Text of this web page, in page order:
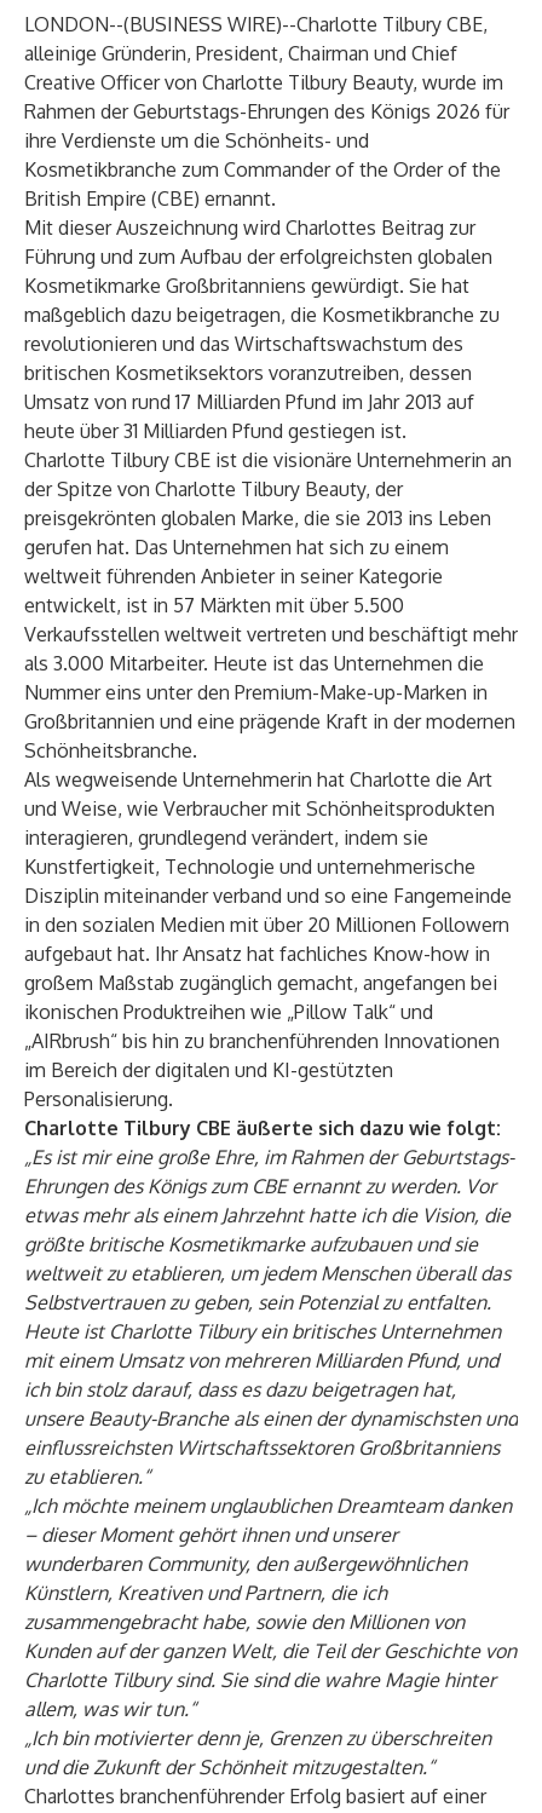
LONDON--(BUSINESS WIRE)--Charlotte Tilbury CBE,
alleinige Gründerin, President, Chairman und Chief
Creative Officer von Charlotte Tilbury Beauty, wurde im
Rahmen der Geburtstags-Ehrungen des Königs 2026 für
ihre Verdienste um die Schönheits- und
Kosmetikbranche zum Commander of the Order of the
British Empire (CBE) ernannt.
Mit dieser Auszeichnung wird Charlottes Beitrag zur
Führung und zum Aufbau der erfolgreichsten globalen
Kosmetikmarke Großbritanniens gewürdigt. Sie hat
maßgeblich dazu beigetragen, die Kosmetikbranche zu
revolutionieren und das Wirtschaftswachstum des
britischen Kosmetiksektors voranzutreiben, dessen
Umsatz von rund 17 Milliarden Pfund im Jahr 2013 auf
heute über 31 Milliarden Pfund gestiegen ist.
Charlotte Tilbury CBE ist die visionäre Unternehmerin an
der Spitze von Charlotte Tilbury Beauty, der
preisgekrönten globalen Marke, die sie 2013 ins Leben
gerufen hat. Das Unternehmen hat sich zu einem
weltweit führenden Anbieter in seiner Kategorie
entwickelt, ist in 57 Märkten mit über 5.500
Verkaufsstellen weltweit vertreten und beschäftigt mehr
als 3.000 Mitarbeiter. Heute ist das Unternehmen die
Nummer eins unter den Premium-Make-up-Marken in
Großbritannien und eine prägende Kraft in der modernen
Schönheitsbranche.
Als wegweisende Unternehmerin hat Charlotte die Art
und Weise, wie Verbraucher mit Schönheitsprodukten
interagieren, grundlegend verändert, indem sie
Kunstfertigkeit, Technologie und unternehmerische
Disziplin miteinander verband und so eine Fangemeinde
in den sozialen Medien mit über 20 Millionen Followern
aufgebaut hat. Ihr Ansatz hat fachliches Know-how in
großem Maßstab zugänglich gemacht, angefangen bei
ikonischen Produktreihen wie „Pillow Talk“ und
„AIRbrush“ bis hin zu branchenführenden Innovationen
im Bereich der digitalen und KI-gestützten
Personalisierung.
Charlotte Tilbury CBE äußerte sich dazu wie folgt:
„Es ist mir eine große Ehre, im Rahmen der Geburtstags-
Ehrungen des Königs zum CBE ernannt zu werden. Vor
etwas mehr als einem Jahrzehnt hatte ich die Vision, die
größte britische Kosmetikmarke aufzubauen und sie
weltweit zu etablieren, um jedem Menschen überall das
Selbstvertrauen zu geben, sein Potenzial zu entfalten.
Heute ist Charlotte Tilbury ein britisches Unternehmen
mit einem Umsatz von mehreren Milliarden Pfund, und
ich bin stolz darauf, dass es dazu beigetragen hat,
unsere Beauty-Branche als einen der dynamischsten und
einflussreichsten Wirtschaftssektoren Großbritanniens
zu etablieren.“
„Ich möchte meinem unglaublichen Dreamteam danken
– dieser Moment gehört ihnen und unserer
wunderbaren Community, den außergewöhnlichen
Künstlern, Kreativen und Partnern, die ich
zusammengebracht habe, sowie den Millionen von
Kunden auf der ganzen Welt, die Teil der Geschichte von
Charlotte Tilbury sind. Sie sind die wahre Magie hinter
allem, was wir tun.“
„Ich bin motivierter denn je, Grenzen zu überschreiten
und die Zukunft der Schönheit mitzugestalten.“
Charlottes branchenführender Erfolg basiert auf einer